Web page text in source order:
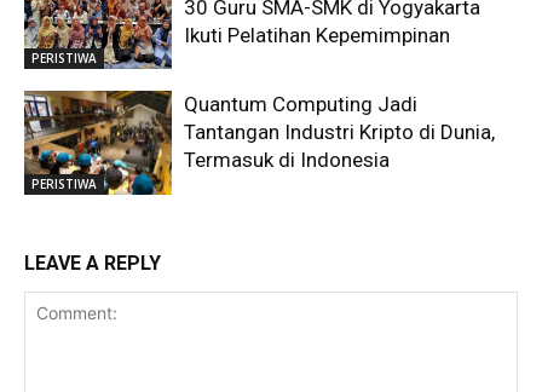
PERISTIWA
30 Guru SMA-SMK di Yogyakarta
Ikuti Pelatihan Kepemimpinan
PERISTIWA
Quantum Computing Jadi
Tantangan Industri Kripto di Dunia,
Termasuk di Indonesia
LEAVE A REPLY